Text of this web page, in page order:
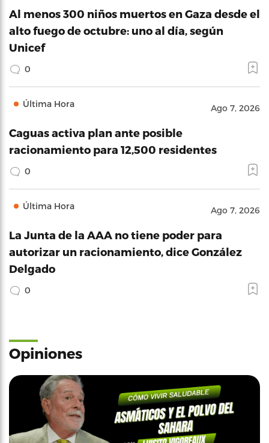
Al menos 300 niños muertos en Gaza desde el
alto fuego de octubre: uno al día, según
Unicef
0
Última Hora Ago 7, 2026
Caguas activa plan ante posible
racionamiento para 12,500 residentes
0
Última Hora Ago 7, 2026
La Junta de la AAA no tiene poder para
autorizar un racionamiento, dice González
Delgado
0
Opiniones